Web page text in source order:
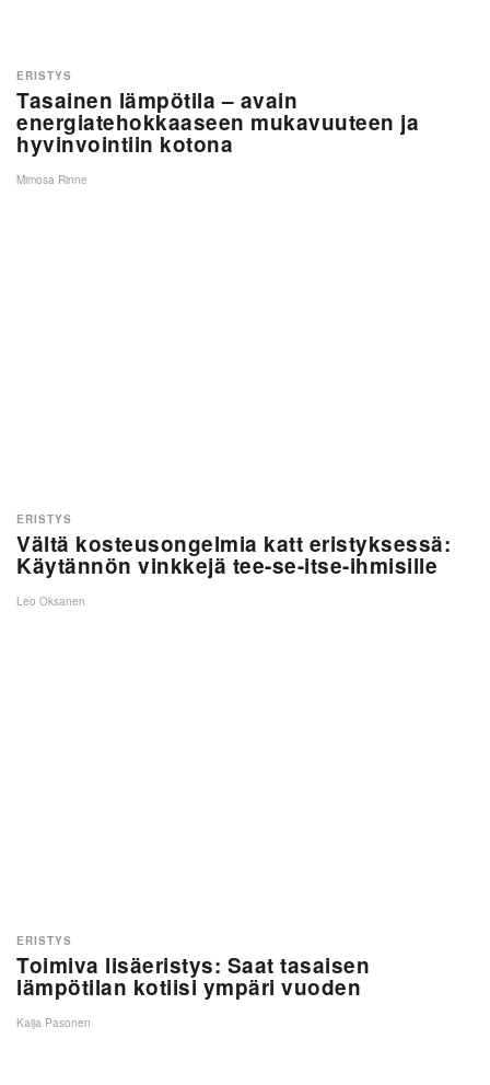
Tasainen lämpötila – avain
energiatehokkaaseen mukavuuteen ja
hyvinvointiin kotona
ERISTYS
Mimosa Rinne
Vältä kosteusongelmia katt eristyksessä:
Käytännön vinkkejä tee-se-itse‑ihmisille
ERISTYS
Leo Oksanen
Toimiva lisäeristys: Saat tasaisen
lämpötilan kotiisi ympäri vuoden
ERISTYS
Kaija Pasonen